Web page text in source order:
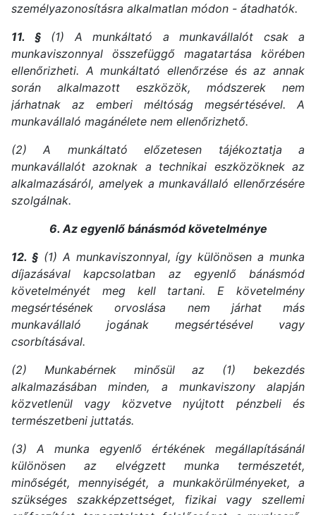
személyazonosításra alkalmatlan módon - átadhatók.
11. §(1) A munkáltató a munkavállalót csak a
munkaviszonnyal összefüggő magatartása körében
ellenőrizheti. A munkáltató ellenőrzése és az annak
során alkalmazott eszközök, módszerek nem
járhatnak az emberi méltóság megsértésével. A
munkavállaló magánélete nem ellenőrizhető.
(2) A munkáltató előzetesen tájékoztatja a
munkavállalót azoknak a technikai eszközöknek az
alkalmazásáról, amelyek a munkavállaló ellenőrzésére
szolgálnak.
6. Az egyenlő bánásmód követelménye
12. §(1) A munkaviszonnyal, így különösen a munka
díjazásával kapcsolatban az egyenlő bánásmód
követelményét meg kell tartani. E követelmény
megsértésének orvoslása nem járhat más
munkavállaló jogának megsértésével vagy
csorbításával.
(2) Munkabérnek minősül az (1) bekezdés
alkalmazásában minden, a munkaviszony alapján
közvetlenül vagy közvetve nyújtott pénzbeli és
természetbeni juttatás.
(3) A munka egyenlő értékének megállapításánál
különösen az elvégzett munka természetét,
minőségét, mennyiségét, a munkakörülményeket, a
szükséges szakképzettséget, fizikai vagy szellemi